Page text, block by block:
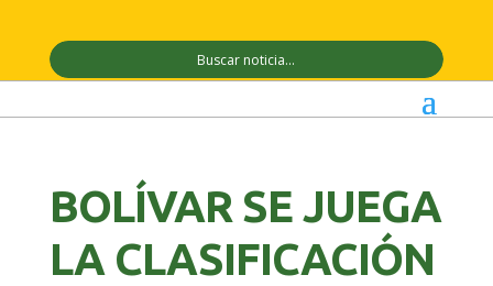
BOLÍVAR SE JUEGA
LA CLASIFICACIÓN